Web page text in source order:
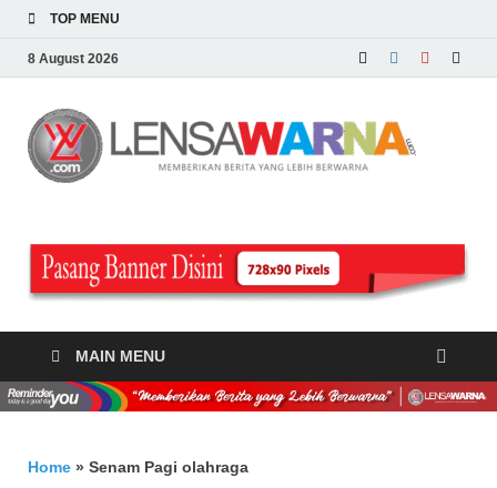
TOP MENU
8 August 2026
MAIN MENU
Home » Senam Pagi olahraga